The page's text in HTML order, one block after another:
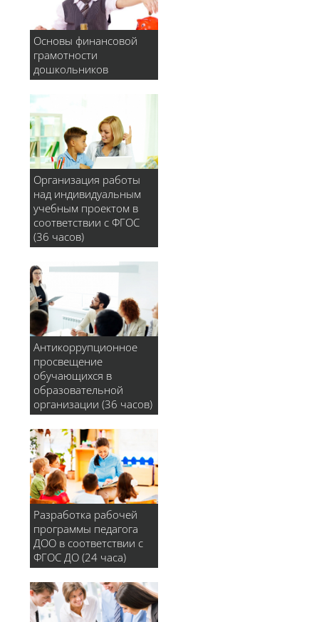
Основы финансовой
грамотности
дошкольников
Организация работы
над индивидуальным
учебным проектом в
соответствии с ФГОС
(36 часов)
Антикоррупционное
просвещение
обучающихся в
образовательной
организации (36 часов)
Разработка рабочей
программы педагога
ДОО в соответствии с
ФГОС ДО (24 часа)